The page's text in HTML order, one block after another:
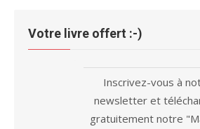
Votre livre offert :-)
Inscrivez-vous à
newsletter et
gratuitement notre